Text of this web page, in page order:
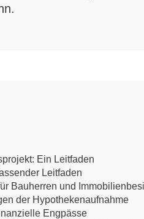
Ein Leitfaden
Leitfaden
Bauherren und
der Hypothekenaufnahme
Engpässe